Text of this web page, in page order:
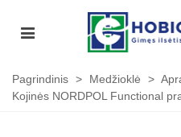
Pagrindinis > Medžioklė >
Kojinės NORDPOL Functional